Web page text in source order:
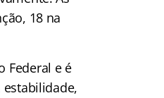
18 na
Federal e é